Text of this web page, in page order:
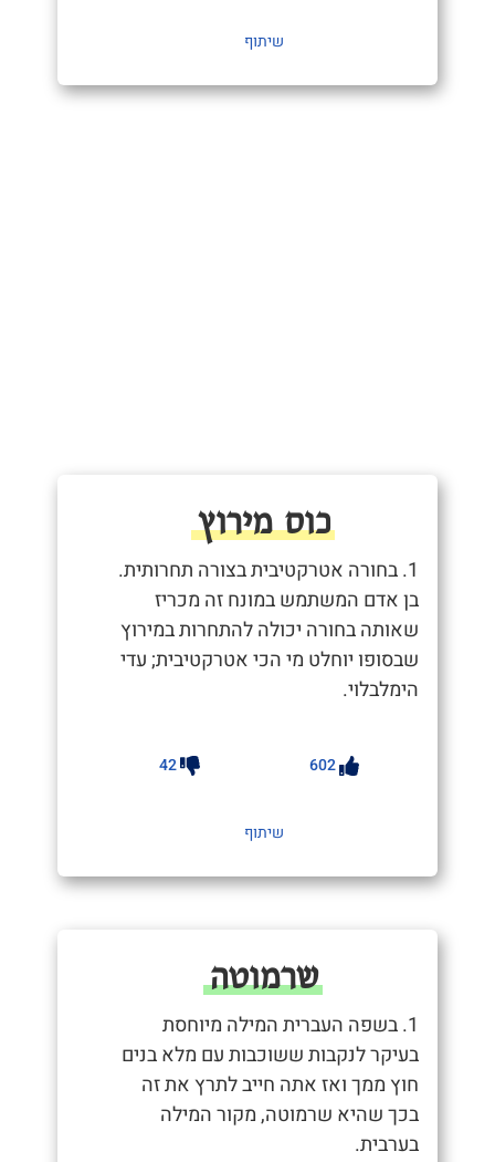
שיתוף
כוס מירוץ
1. בחורה אטרקטיבית בצורה תחרותית.
בן אדם המשתמש במונח זה מכריז
שאותה בחורה יכולה להתחרות במירוץ
שבסופו יוחלט מי הכי אטרקטיבית; עדי
הימלבלוי.
602
42
שיתוף
שרמוטה
1. בשפה העברית המילה מיוחסת
בעיקר לנקבות ששוכבות עם מלא בנים
חוץ ממך ואז אתה חייב לתרץ את זה
בכך שהיא שרמוטה, מקור המילה
בערבית.